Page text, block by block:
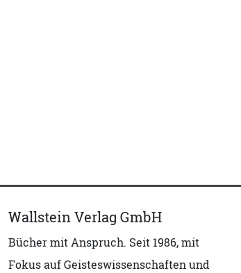
Wallstein Verlag GmbH
Bücher mit Anspruch. Seit 1986, mit
Fokus auf Geisteswissenschaften und